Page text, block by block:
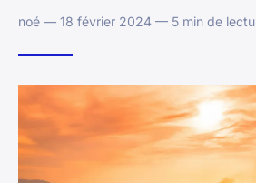
noé — 18 février 2024 — 5 min de